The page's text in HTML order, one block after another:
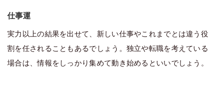
仕事運
実力以上の結果を出せて、新しい仕事やこれまでとは違う役
割を任されることもあるでしょう。独立や転職を考えている
場合は、情報をしっかり集めて動き始めるといいでしょう。